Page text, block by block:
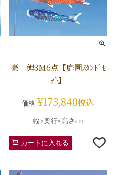
豪 鯉3M6点【庭園ｽﾀﾝﾄﾞｾ
ｯﾄ】
価格 ¥173,840税込
幅×奥行×高さcm
カートに入れる